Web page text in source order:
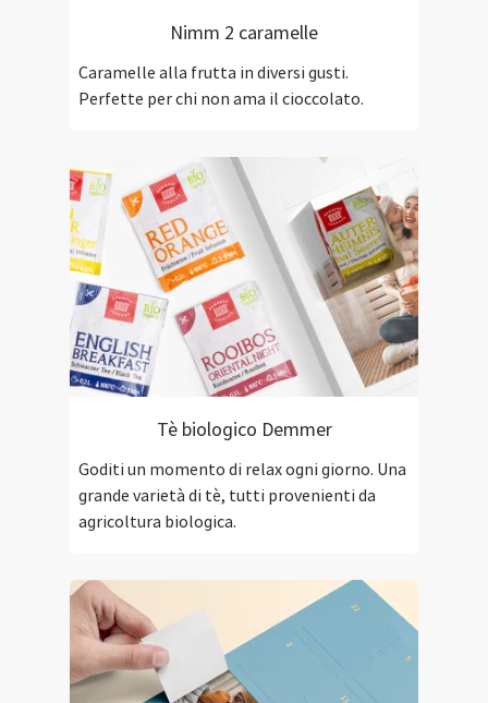
Nimm 2 caramelle
Caramelle alla frutta in diversi gusti.
Perfette per chi non ama il cioccolato.
Tè biologico Demmer
Goditi un momento di relax ogni giorno. Una
grande varietà di tè, tutti provenienti da
agricoltura biologica.